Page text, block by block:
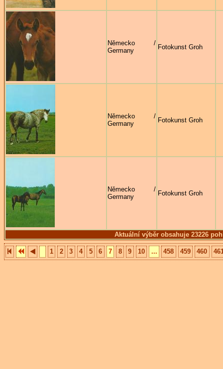
Aktuální výběr obsahuje 23226
Německo /
Germany
Fotokunst Groh
Německo /
Germany
Fotokunst Groh
Německo /
Germany
Fotokunst Groh
1 2 3 4 5 6 7 8 9 10 ... 458 459 460